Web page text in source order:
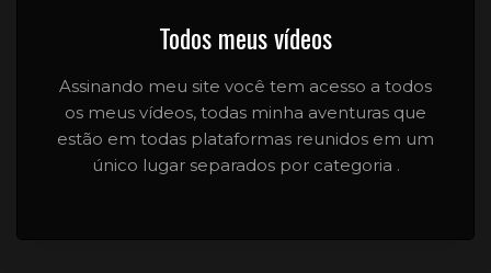
Todos meus vídeos
Assinando meu site você tem acesso a todos
os meus vídeos, todas minha aventuras que
estão em todas plataformas reunidos em um
único lugar separados por categoria .